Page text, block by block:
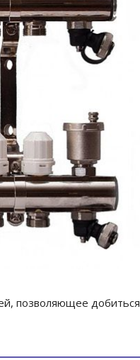
позволяющее добиться